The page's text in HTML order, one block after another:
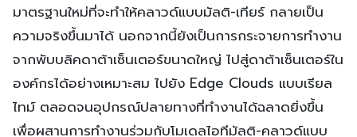
มาตรฐานใหม่ที่จะทำให้คลาวด์แบบมัลติ-เทียร์ กลายเป็น
ความจริงขึ้นมาได้ นอกจากนี้ยังเป็นการกระจายการทำงาน
จากพับบลิคดาต้าเซ็นเตอร์ขนาดใหญ่ ไปสู่ดาต้าเซ็นเตอร์ใน
องค์กรได้อย่างเหมาะสม ไปยัง Edge Clouds แบบเรียล
ไทม์ ตลอดจนอุปกรณ์ปลายทางที่ทำงานได้ฉลาดยิ่งขึ้น
เพื่อผสานการทำงานร่วมกับโมเดลไอทีมัลติ-คลาวด์แบบ